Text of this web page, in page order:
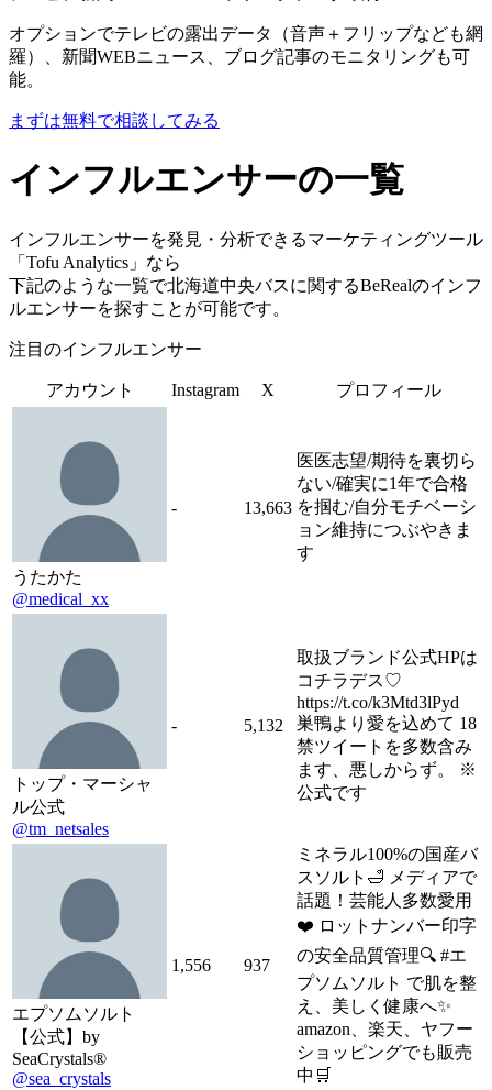
オプションでテレビの露出データ（音声＋フリップなども網
羅）、新聞WEBニュース、ブログ記事のモニタリングも可
能。
まずは無料で相談してみる
インフルエンサーの一覧
インフルエンサーを発見・分析できるマーケティングツール
「Tofu Analytics」なら
下記のような一覧で北海道中央バスに関するBeRealのインフ
ルエンサーを探すことが可能です。
注目のインフルエンサー
アカウント Instagram X プロフィール
うたかた
@medical_xx
- 13,663
医医志望/期待を裏切ら
ない/確実に1年で合格
を掴む/自分モチベーシ
ョン維持につぶやきま
す
トップ・マーシャ
ル公式
@tm_netsales
- 5,132
取扱ブランド公式HPは
コチラデス♡
https://t.co/k3Mtd3lPyd
巣鴨より愛を込めて 18
禁ツイートを多数含み
ます、悪しからず。 ※
公式です
エプソムソルト
【公式】by
SeaCrystals®︎
@sea_crystals
1,556 937
ミネラル100%の国産バ
スソルト🛁 メディアで
話題！芸能人多数愛用
❤️ ロットナンバー印字
の安全品質管理🔍 #エ
プソムソルト で肌を整
え、美しく健康へ✨
amazon、楽天、ヤフー
ショッピングでも販売
中🛒